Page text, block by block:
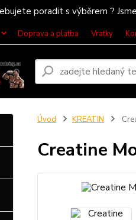
poradit s výběrem ?
Doprava a platba Vratky
Úvod KREATIN
Creatine